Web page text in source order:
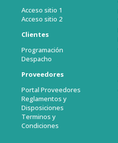
Acceso sitio 1
Acceso sitio 2
Clientes
Programación
Despacho
Proveedores
Portal Proveedores
Reglamentos y
Disposiciones
Terminos y
Condiciones